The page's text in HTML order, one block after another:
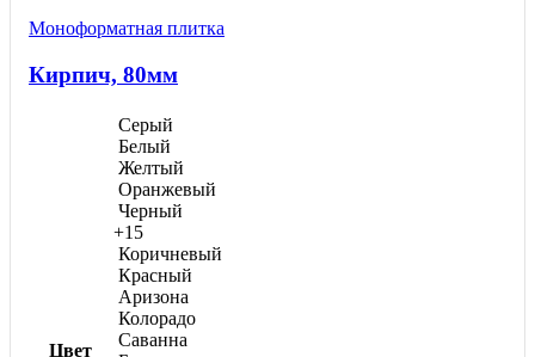
2
вариаций.
Моноформатнaя плитка
Кирпич, 80мм
Цвет
Серый
Белый
Желтый
Оранжевый
Черный
+15
Коричневый
Красный
Аризона
Колорадо
Саванна